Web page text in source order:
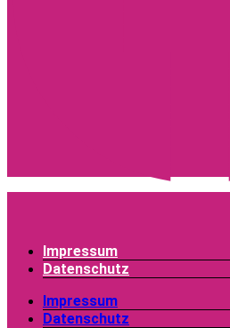
Impressum
Datenschutz
Impressum
Datenschutz